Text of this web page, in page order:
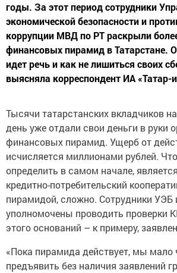
годы. За этот период сотрудники
экономической безопасности и
коррупции МВД по РТ раскрыли
финансовых пирамид в Татарстане.
идет речь и как не лишиться своих
выясняла корреспондент ИА «Татар-
Тысячи татарстанских вкладчиков
день уже отдали свои деньги в руки
финансовых пирамид. Ущерб от
исчисляется миллионами рублей.
определить в самом начале,
кредитно-потребительский
пирамидой, сложно. Сотрудники
уполномочены проводить проверки
этого оснований – к примеру,
«Пока пирамида действует, мы
предъявить без наличия заявлений